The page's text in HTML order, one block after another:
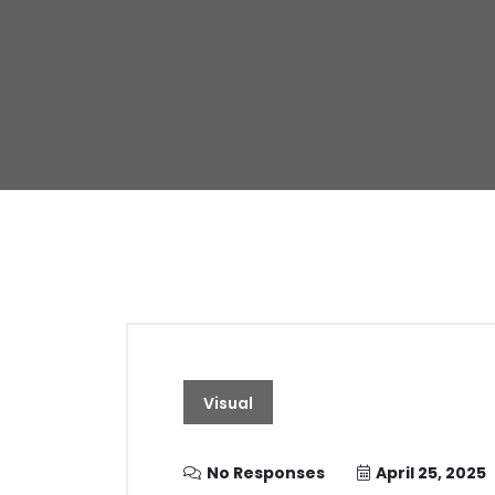
Visual
No Responses April 25, 2025